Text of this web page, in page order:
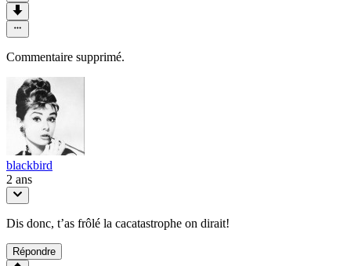
Commentaire supprimé.
blackbird
2 ans
Dis donc, t’as frôlé la cacatastrophe on dirait!
Répondre